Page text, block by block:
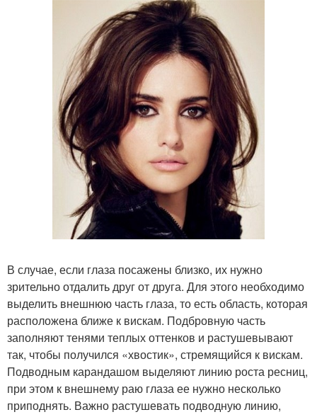
В случае, если глаза посажены близко, их нужно
зрительно отдалить друг от друга. Для этого необходимо
выделить внешнюю часть глаза, то есть область, которая
расположена ближе к вискам. Подбровную часть
заполняют тенями теплых оттенков и растушевывают
так, чтобы получился «хвостик», стремящийся к вискам.
Подводным карандашом выделяют линию роста ресниц,
при этом к внешнему раю глаза ее нужно несколько
приподнять. Важно растушевать подводную линию,